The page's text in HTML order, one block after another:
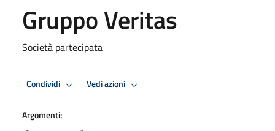
Gruppo Veritas
Società partecipata
Condividi Vedi azioni
Argomenti: